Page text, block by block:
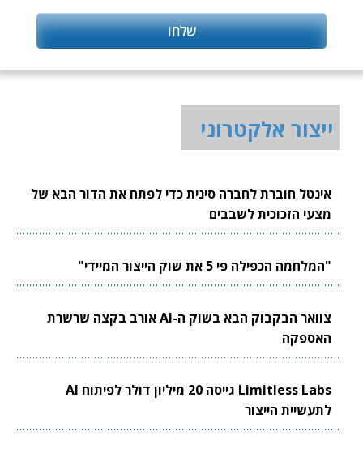
ייצור אלקטרוני
אינטל חוברת לחברה סינית כדי לפתח את הדור הבא של
מצעי הזכוכית לשבבים
"המלחמה הכפילה פי 5 את שוק הייצור המיידי"
צוואר הבקבוק הבא בשוק ה-AI אורב בקצה שרשרת
האספקה
Limitless Labs גייסה 20 מיליון דולר לפיתוח AI
לתעשיית הייצור